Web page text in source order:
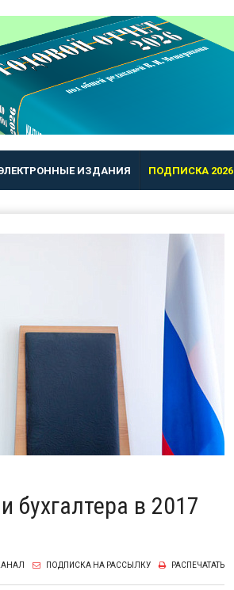
ИЗДАНИЯ ПОДПИСКА 2026
бухгалтера в 2017
РАСПЕЧАТАТЬ
ПОДПИСКА НА РАССЫЛКУ